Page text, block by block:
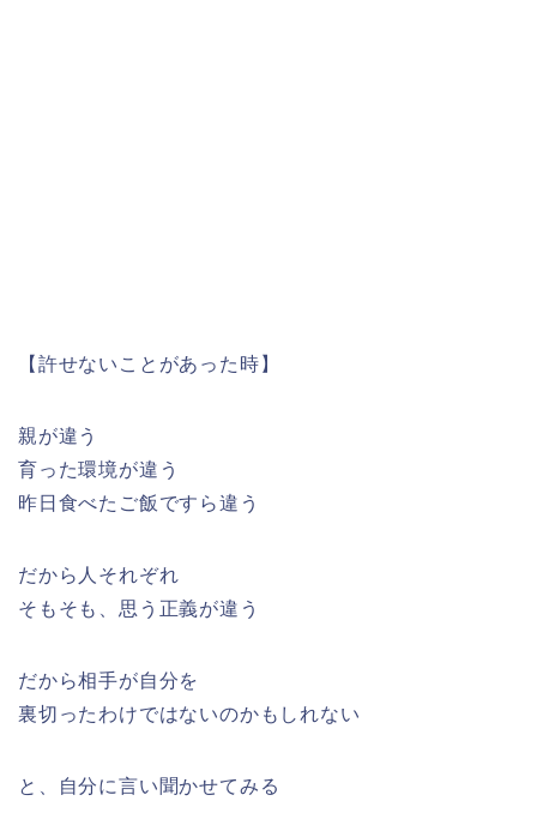
【許せないことがあった時】
親が違う
育った環境が違う
昨日食べたご飯ですら違う
だから人それぞれ
そもそも、思う正義が違う
だから相手が自分を
裏切ったわけではないのかもしれない
と、自分に言い聞かせてみる